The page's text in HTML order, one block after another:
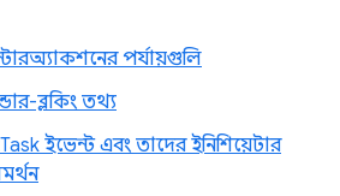
পর্যায়গুলি
ব্লকিং তথ্য
ইভেন্ট এবং তাদের ইনিশিয়েটার